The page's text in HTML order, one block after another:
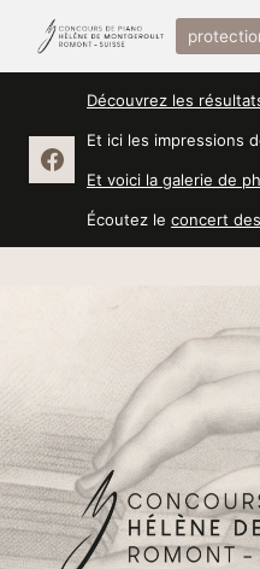
contenu
Découvrez les
Et ici les impressions
Et voici la galerie de
Écoutez leconcert